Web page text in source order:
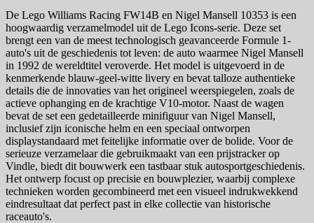
De Lego Williams Racing FW14B en Nigel Mansell 10353 is een
hoogwaardig verzamelmodel uit de Lego Icons-serie. Deze set
brengt een van de meest technologisch geavanceerde Formule 1-
auto's uit de geschiedenis tot leven: de auto waarmee Nigel Mansell
in 1992 de wereldtitel veroverde. Het model is uitgevoerd in de
kenmerkende blauw-geel-witte livery en bevat talloze authentieke
details die de innovaties van het origineel weerspiegelen, zoals de
actieve ophanging en de krachtige V10-motor. Naast de wagen
bevat de set een gedetailleerde minifiguur van Nigel Mansell,
inclusief zijn iconische helm en een speciaal ontworpen
displaystandaard met feitelijke informatie over de bolide. Voor de
serieuze verzamelaar die gebruikmaakt van een prijstracker op
Vindle, biedt dit bouwwerk een tastbaar stuk autosportgeschiedenis.
Het ontwerp focust op precisie en bouwplezier, waarbij complexe
technieken worden gecombineerd met een visueel indrukwekkend
eindresultaat dat perfect past in elke collectie van historische
raceauto's.